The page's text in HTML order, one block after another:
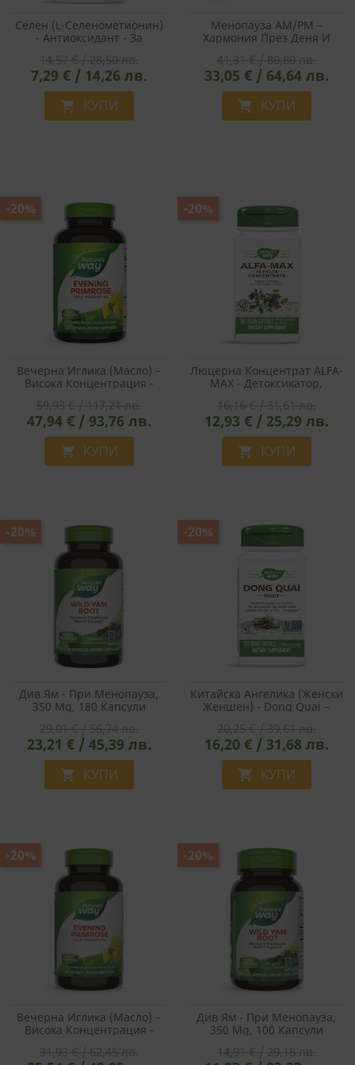
Селен (L-Селенометионин)
- Антиоксидант - За
Mcg, 100 Капсули
7,29 € / 14,26 лв.
 КУПИ
Менопауза AM/PM –
Хармония През Деня И
33,05 € / 64,64 лв.
 КУПИ
Вечерна Иглика (масло) –
Висока Концентрация -
Strength, 1300 Mg, 120
Софтгел Капсули
47,94 € / 93,76 лв.
 КУПИ
-20%
Люцерна Концентрат ALFA-
MAX - Детоксикатор,
Капсули
12,93 € / 25,29 лв.
 КУПИ
-20%
Див Ям - При Менопауза,
350 Mg, 180 Капсули
23,21 € / 45,39 лв.
 КУПИ
-20%
Китайска Ангелика (Женски
Женшен) - Dong Quai –
100 Капсули
16,20 € / 31,68 лв.
 КУПИ
-20%
Вечерна Иглика (масло) –
Висока Концентрация -
-20%
Див Ям - При Менопауза,
350 Mg, 100 Капсули
-20%